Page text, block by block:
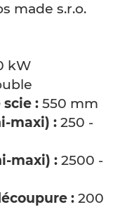
made s.r.o.
kW
: 550 mm
maxi) : 250 -
maxi) : 2500 -
: 200